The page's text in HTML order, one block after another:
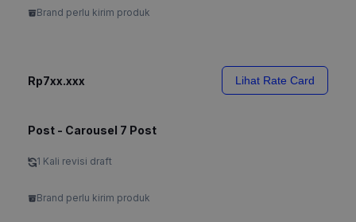
Brand perlu kirim produk
Rp7xx.xxx Lihat Rate Card
Post - Carousel 7 Post
1 Kali revisi draft
Brand perlu kirim produk